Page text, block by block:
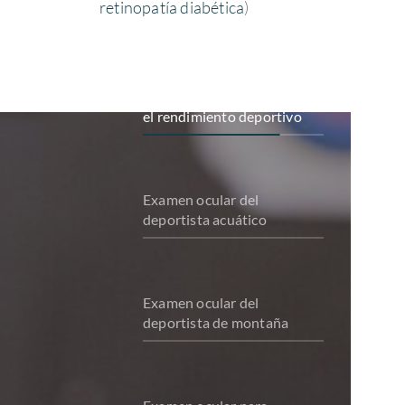
retinopatía diabética)
el rendimiento deportivo
Examen ocular del
deportista acuático
Examen ocular del
deportista de montaña